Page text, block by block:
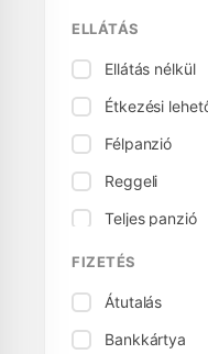
Asztalitenisz
Baba ágy
Bababarát
Babaszék,
Beltéri
ELLÁTÁS
Ellátás nélkül
Étkezési
Félpanzió
Reggeli
Teljes panzió
Vegetáriánus
FIZETÉS
Átutalás
Bankkártya